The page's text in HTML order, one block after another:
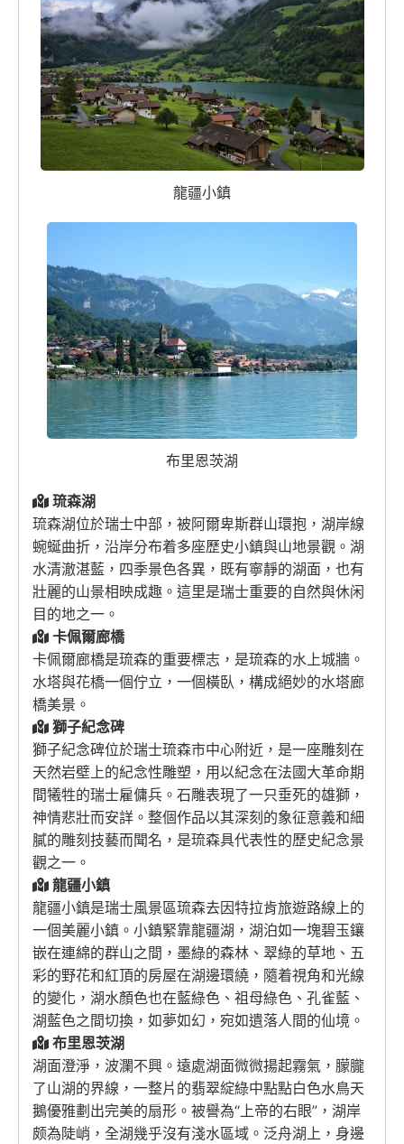
龍疆小鎮
布里恩茨湖
琉森湖
琉森湖位於瑞士中部，被阿爾卑斯群山環抱，湖岸線
蜿蜒曲折，沿岸分布着多座歷史小鎮與山地景觀。湖
水清澈湛藍，四季景色各異，既有寧靜的湖面，也有
壯麗的山景相映成趣。這里是瑞士重要的自然與休闲
目的地之一。
卡佩爾廊橋
卡佩爾廊橋是琉森的重要標志，是琉森的水上城牆。
水塔與花橋一個佇立，一個橫臥，構成絕妙的水塔廊
橋美景。
獅子紀念碑
獅子紀念碑位於瑞士琉森市中心附近，是一座雕刻在
天然岩壁上的紀念性雕塑，用以紀念在法國大革命期
間犧牲的瑞士雇傭兵。石雕表現了一只垂死的雄獅，
神情悲壯而安詳。整個作品以其深刻的象征意義和細
膩的雕刻技藝而聞名，是琉森具代表性的歷史紀念景
觀之一。
龍疆小鎮
龍疆小鎮是瑞士風景區琉森去因特拉肯旅遊路線上的
一個美麗小鎮。小鎮緊靠龍疆湖，湖泊如一塊碧玉鑲
嵌在連綿的群山之間，墨綠的森林、翠綠的草地、五
彩的野花和紅頂的房屋在湖邊環繞，隨着視角和光線
的變化，湖水顏色也在藍綠色、祖母綠色、孔雀藍、
湖藍色之間切換，如夢如幻，宛如遺落人間的仙境。
布里恩茨湖
湖面澄淨，波瀾不興。遠處湖面微微揚起霧氣，朦朧
了山湖的界線，一整片的翡翠綻綠中點點白色水鳥天
鵝優雅劃出完美的扇形。被譽為“上帝的右眼”，湖岸
颇為陡峭，全湖幾乎沒有淺水區域。泛舟湖上，身邊